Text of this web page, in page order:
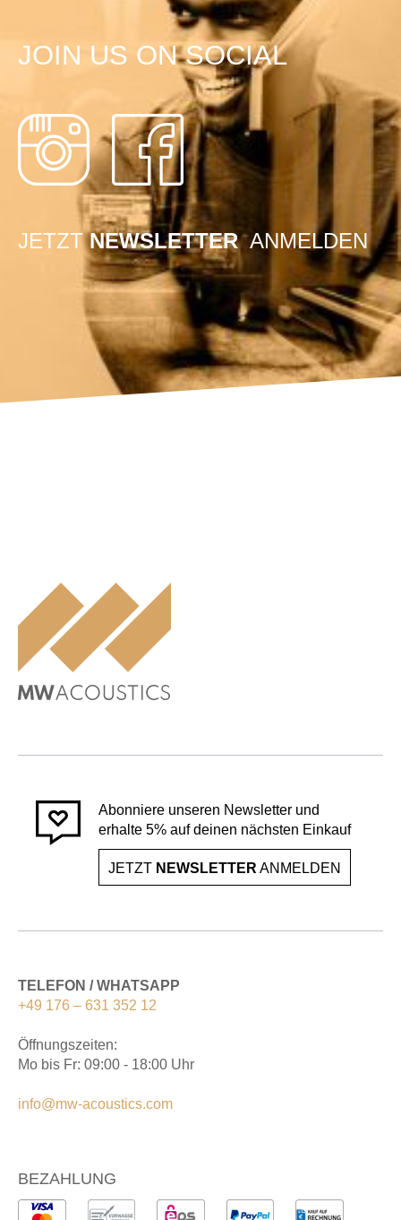
JOIN US ON SOCIAL
JETZTNEWSLETTERANMELDEN
Abonniere unseren Newsletter und
erhalte 5% auf deinen nächsten Einkauf
JETZT NEWSLETTER ANMELDEN
TELEFON / WHATSAPP
+49 176 – 631 352 12
Öffnungszeiten:
Mo bis Fr: 09:00 - 18:00 Uhr
info@mw-acoustics.com
BEZAHLUNG